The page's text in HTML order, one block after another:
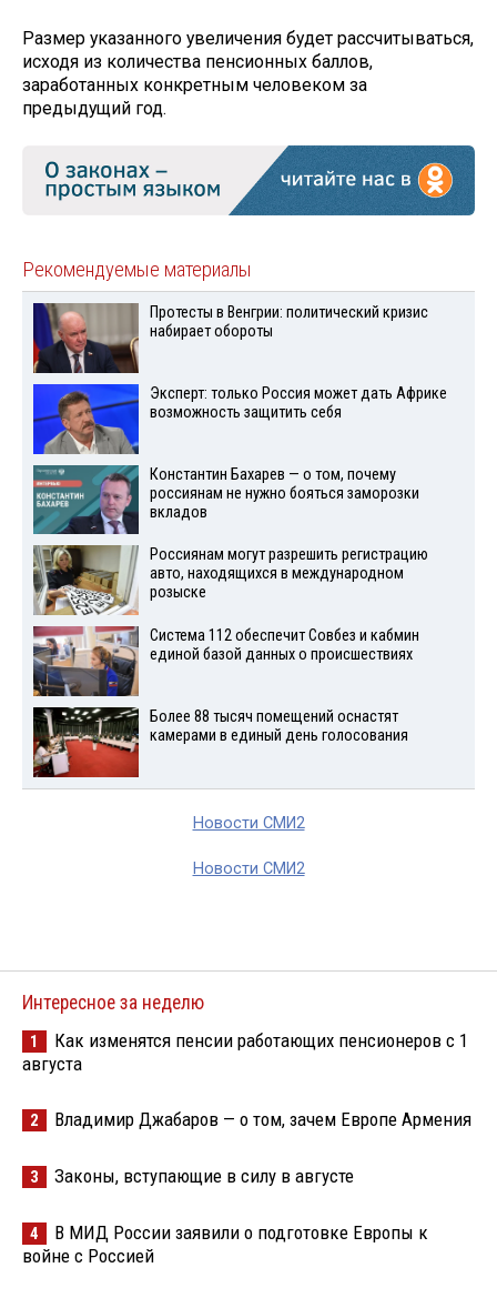
Размер указанного увеличения будет рассчитываться,
исходя из количества пенсионных баллов,
заработанных конкретным человеком за
предыдущий год.
Рекомендуемые материалы
Протесты в Венгрии: политический кризис
набирает обороты
Эксперт: только Россия может дать Африке
возможность защитить себя
Константин Бахарев — о том, почему
россиянам не нужно бояться заморозки
вкладов
Россиянам могут разрешить регистрацию
авто, находящихся в международном
розыске
Система 112 обеспечит Совбез и кабмин
единой базой данных о происшествиях
Более 88 тысяч помещений оснастят
камерами в единый день голосования
Новости СМИ2
Новости СМИ2
Интересное за неделю
1
Как изменятся пенсии работающих пенсионеров с 1
августа
2 Владимир Джабаров — о том, зачем Европе Армения
3 Законы, вступающие в силу в августе
4
В МИД России заявили о подготовке Европы к
войне с Россией